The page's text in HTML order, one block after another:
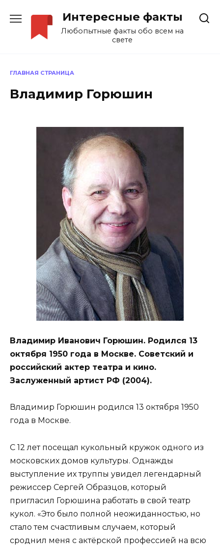
содержанию
Интересные факты
Любопытные факты обо всем на
свете
ГЛАВНАЯ СТРАНИЦА
Владимир Горюшин
Владимир Иванович Горюшин. Родился 13
октября 1950 года в Москве. Советский и
российский актер театра и кино.
Заслуженный артист РФ (2004).
Владимир Горюшин родился 13 октября 1950
года в Москве.
С 12 лет посещал кукольный кружок одного из
московских домов культуры. Однажды
выступление их труппы увидел легендарный
режиссер Сергей Образцов, который
пригласил Горюшина работать в свой театр
кукол. «Это было полной неожиданностью, но
стало тем счастливым случаем, который
сроднил меня с актёрской профессией на всю